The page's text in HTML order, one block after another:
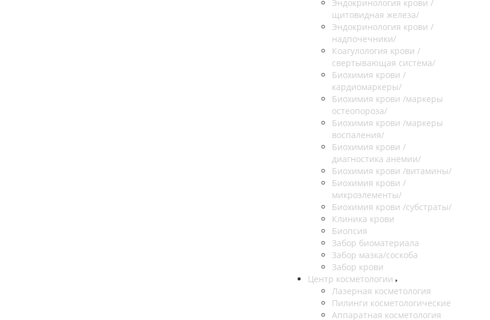
Эндокринология крови /
щитовидная железа/
Эндокринология крови /
надпочечники/
Коагулология крови /
свертывающая система/
Биохимия крови /
кардиомаркеры/
Биохимия крови /маркеры
остеопороза/
Биохимия крови /маркеры
воспаления/
Биохимия крови /
диагностика анемии/
Биохимия крови /витамины/
Биохимия крови /
микроэлементы/
Биохимия крови /субстраты/
Клиника крови
Биопсия
Забор биоматериала
Забор мазка/соскоба
Забор крови
Центр косметологии
Лазерная косметология
Пилинги косметологические
Аппаратная косметология